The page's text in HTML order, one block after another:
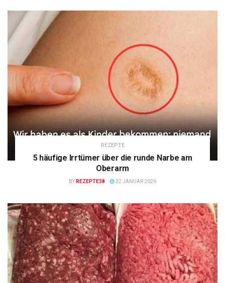
REZEPTE
5 häufige Irrtümer über die runde Narbe am
Oberarm
BY REZEPTE38 22 JANUAR 2026